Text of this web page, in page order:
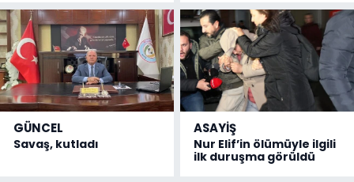
GÜNCEL
Savaş, kutladı
ASAYİŞ
Nur Elif’in ölümüyle ilgili
ilk duruşma görüldü